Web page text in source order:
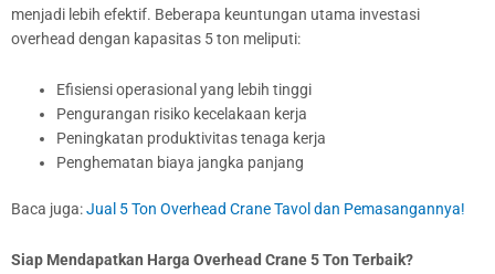
menjadi lebih efektif. Beberapa keuntungan utama investasi
overhead dengan kapasitas 5 ton meliputi:
Efisiensi operasional yang lebih tinggi
Pengurangan risiko kecelakaan kerja
Peningkatan produktivitas tenaga kerja
Penghematan biaya jangka panjang
Baca juga:Jual 5 Ton Overhead Crane Tavol dan Pemasangannya!
Siap Mendapatkan Harga Overhead Crane 5 Ton Terbaik?